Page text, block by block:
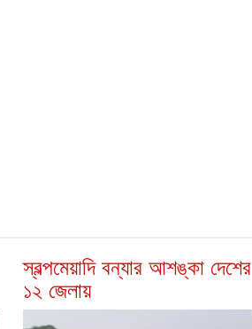
স্বল্পমেয়াদি বন্যার আশঙ্কা দেশের
১২ জেলায়